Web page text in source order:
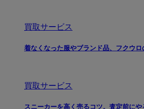
買取サービス
着なくなった服やブランド品、フクウ
買取サービス
スニーカーを高く売るコツ。査定前にや